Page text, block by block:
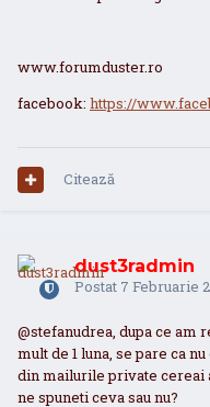
www.forumduster.ro
facebook: https://
Citează
dust3radmin
Postat 7 Februarie
@stefanudrea, dupa ce am
mult de 1 luna, se pare ca
din mailurile private cereai
ne spuneti ceva sau nu?